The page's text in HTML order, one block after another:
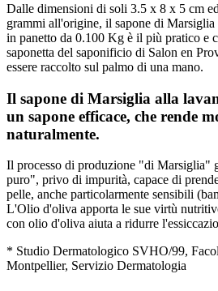
Dalle dimensioni di soli 3.5 x 8 x 5 cm
grammi all'origine, il sapone di
in panetto da 0.100 Kg è il più pratico e
saponetta del saponificio di Salon en
essere raccolto sul palmo di una mano.
Il sapone di Marsiglia alla
un sapone efficace, che rende
naturalmente.
Il processo di produzione "di Marsiglia"
puro", privo di impurità, capace di
pelle, anche particolarmente sensibili
L'Olio d'oliva apporta le sue virtù
con olio d'oliva aiuta a ridurre
* Studio Dermatologico SVHO/99,
Montpellier, Servizio Dermatologia